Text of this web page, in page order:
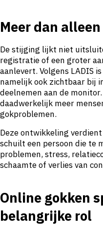
Meer dan
De stijging lijkt niet
registratie of een groter
aanlevert. Volgens LADIS
namelijk ook zichtbaar bij
deelnemen aan de
daadwerkelijk meer
gokproblemen.
Deze ontwikkeling
schuilt een persoon die te
problemen, stress,
schaamte of verlies van
Online gokken
belangrijke rol